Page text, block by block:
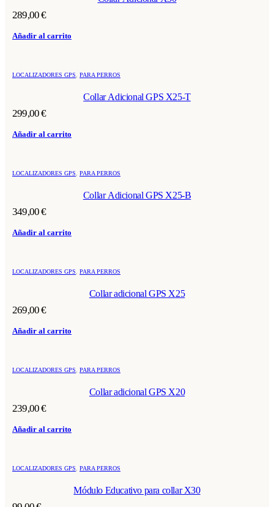
289,00€
Añadir al carrito
LOCALIZADORES GPS PARA PERROS
Collar Adicional GPS X25-T
299,00€
Añadir al carrito
LOCALIZADORES GPS PARA PERROS
Collar Adicional GPS X25-B
349,00€
Añadir al carrito
LOCALIZADORES GPS PARA PERROS
Collar adicional GPS X25
269,00€
Añadir al carrito
LOCALIZADORES GPS PARA PERROS
Collar adicional GPS X20
239,00€
Añadir al carrito
LOCALIZADORES GPS PARA PERROS
Módulo Educativo para collar X30